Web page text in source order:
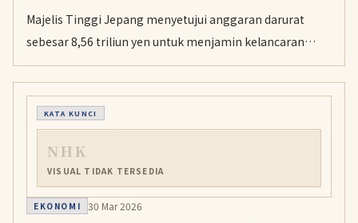
Majelis Tinggi Jepang menyetujui anggaran darurat
sebesar 8,56 triliun yen untuk menjamin kelancaran
pendanaan pemerintah hingga 11 April mendatang.
KATA KUNCI
NHK
VISUAL TIDAK TERSEDIA
EKONOMI 30 Mar 2026